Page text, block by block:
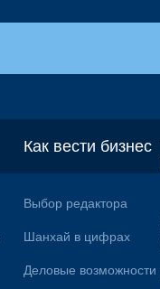
Как вести бизнес
Выбор редактора
Шанхай в цифрах
Деловые возможности